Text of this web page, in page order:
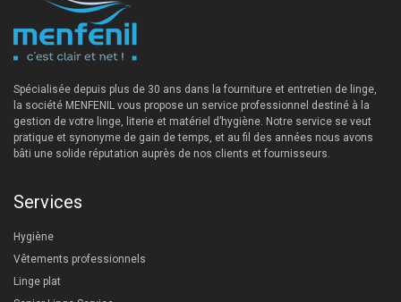
Spécialisée depuis plus de 30 ans dans la fourniture et entretien de linge,
la société MENFENIL vous propose un service professionnel destiné à la
gestion de votre linge, literie et matériel d’hygiène. Notre service se veut
pratique et synonyme de gain de temps, et au fil des années nous avons
bâti une solide réputation auprès de nos clients et fournisseurs.
Services
Hygiène
Vêtements professionnels
Linge plat